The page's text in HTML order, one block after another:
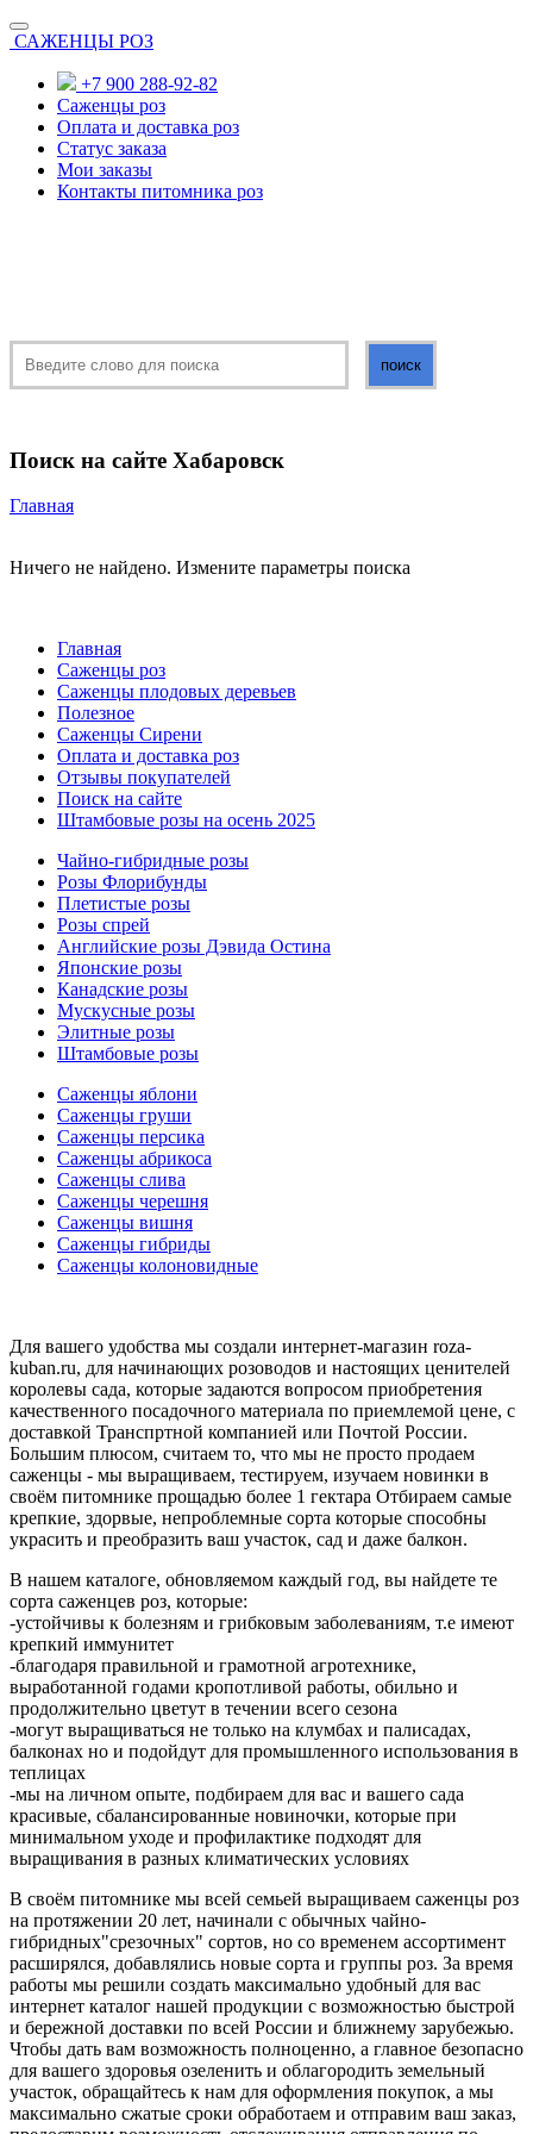
САЖЕНЦЫ РОЗ
+7 900 288-92-82
Саженцы роз
Оплата и доставка роз
Статус заказа
Мои заказы
Контакты питомника роз
Поиск на сайте Хабаровск
Главная
Ничего не найдено. Измените параметры поиска
Главная
Саженцы роз
Саженцы плодовых деревьев
Полезное
Саженцы Сирени
Оплата и доставка роз
Отзывы покупателей
Поиск на сайте
Штамбовые розы на осень 2025
Чайно-гибридные розы
Розы Флорибунды
Плетистые розы
Розы спрей
Английские розы Дэвида Остина
Японские розы
Канадские розы
Мускусные розы
Элитные розы
Штамбовые розы
Саженцы яблони
Саженцы груши
Саженцы персика
Саженцы абрикоса
Саженцы слива
Саженцы черешня
Саженцы вишня
Саженцы гибриды
Саженцы колоновидные
Для вашего удобства мы создали интернет-магазин roza-
kuban.ru, для начинающих розоводов и настоящих ценителей
королевы сада, которые задаются вопросом приобретения
качественного посадочного материала по приемлемой цене, с
доставкой Транспртной компанией или Почтой России.
Большим плюсом, считаем то, что мы не просто продаем
саженцы - мы выращиваем, тестируем, изучаем новинки в
своём питомнике прощадью более 1 гектара Отбираем самые
крепкие, здорвые, непроблемные сорта которые способны
украсить и преобразить ваш участок, сад и даже балкон.
В нашем каталоге, обновляемом каждый год, вы найдете те
сорта саженцев роз, которые:
-устойчивы к болезням и грибковым заболеваниям, т.е имеют
крепкий иммунитет
-благодаря правильной и грамотной агротехнике,
выработанной годами кропотливой работы, обильно и
продолжительно цветут в течении всего сезона
-могут выращиваться не только на клумбах и палисадах,
балконах но и подойдут для промышленного использования в
теплицах
-мы на личном опыте, подбираем для вас и вашего сада
красивые, сбалансированные новиночки, которые при
минимальном уходе и профилактике подходят для
выращивания в разных климатических условиях
В своём питомнике мы всей семьей выращиваем саженцы роз
на протяжении 20 лет, начинали с обычных чайно-
гибридных"срезочных" сортов, но со временем ассортимент
расширялся, добавлялись новые сорта и группы роз. За время
работы мы решили создать максимально удобный для вас
интернет каталог нашей продукции с возможностью быстрой
и бережной доставки по всей России и ближнему зарубежью.
Чтобы дать вам возможность полноценно, а главное безопасно
для вашего здоровья озеленить и облагородить земельный
участок, обращайтесь к нам для оформления покупок, а мы
максимально сжатые сроки обработаем и отправим ваш заказ,